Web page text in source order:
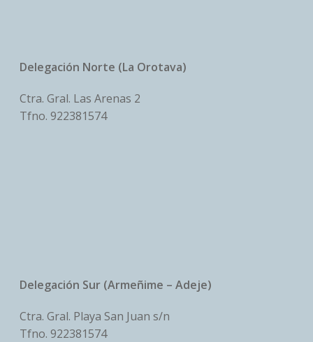
Delegación Norte (La Orotava)
Ctra. Gral. Las Arenas 2
Tfno. 922381574
Delegación Sur (Armeñime – Adeje)
Ctra. Gral. Playa San Juan s/n
Tfno. 922381574